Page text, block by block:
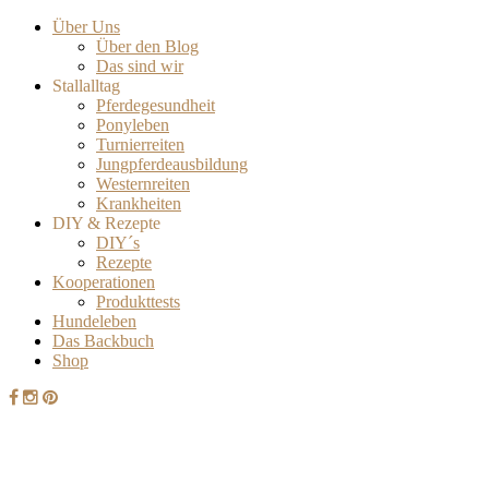
Über Uns
Über den Blog
Das sind wir
Stallalltag
Pferdegesundheit
Ponyleben
Turnierreiten
Jungpferdeausbildung
Westernreiten
Krankheiten
DIY & Rezepte
DIY´s
Rezepte
Kooperationen
Produkttests
Hundeleben
Das Backbuch
Shop